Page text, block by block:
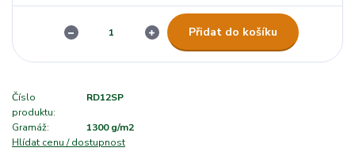
Přidat do košíku
Číslo
produktu:
RD12SP
Gramáž:
1300 g/m2
Hlídat cenu / dostupnost